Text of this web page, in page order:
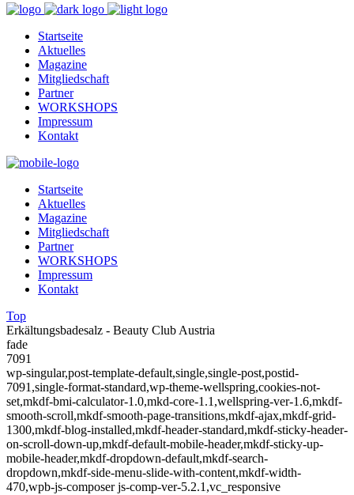
Startseite
Aktuelles
Magazine
Mitgliedschaft
Partner
WORKSHOPS
Impressum
Kontakt
Startseite
Aktuelles
Magazine
Mitgliedschaft
Partner
WORKSHOPS
Impressum
Kontakt
Top
Erkältungsbadesalz - Beauty Club Austria
fade
7091
wp-singular,post-template-default,single,single-post,postid-
7091,single-format-standard,wp-theme-wellspring,cookies-not-
set,mkdf-bmi-calculator-1.0,mkd-core-1.1,wellspring-ver-1.6,mkdf-
smooth-scroll,mkdf-smooth-page-transitions,mkdf-ajax,mkdf-grid-
1300,mkdf-blog-installed,mkdf-header-standard,mkdf-sticky-header-
on-scroll-down-up,mkdf-default-mobile-header,mkdf-sticky-up-
mobile-header,mkdf-dropdown-default,mkdf-search-
dropdown,mkdf-side-menu-slide-with-content,mkdf-width-
470,wpb-js-composer js-comp-ver-5.2.1,vc_responsive